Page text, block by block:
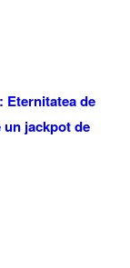
Eternitatea de
jackpot de